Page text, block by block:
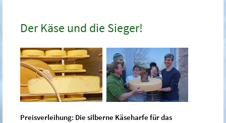
Der Käse und die Sieger!
Preisverleihung: Die silberne Käseharfe für das